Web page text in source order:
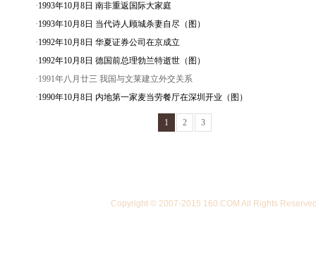
·1993年10月8日 南非重返国际大家庭
·1993年10月8日 当代诗人顾城杀妻自尽（图）
·1992年10月8日 华夏证券公司在京成立
·1992年10月8日 德国前总理勃兰特逝世（图）
·1991年八月廿三 我国与文莱建立外交关系
·1990年10月8日 内地第一家麦当劳餐厅在深圳开业（图）
1 2 3
Copyright © 2007-2015 160.COM All Rights